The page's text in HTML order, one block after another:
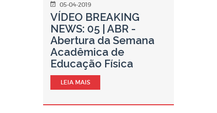
05-04-2019
VÍDEO BREAKING
NEWS: 05 | ABR -
Abertura da Semana
Acadêmica de
Educação Física
LEIA MAIS